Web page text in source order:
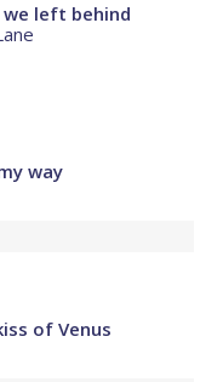
we left behind
way
of Venus